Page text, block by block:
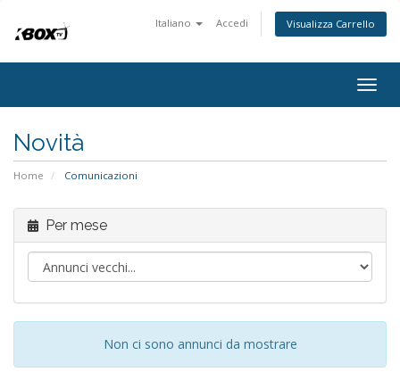
Italiano Accedi Visualizza Carrello
Novità
Home Comunicazioni
Per mese
Non ci sono annunci da mostrare